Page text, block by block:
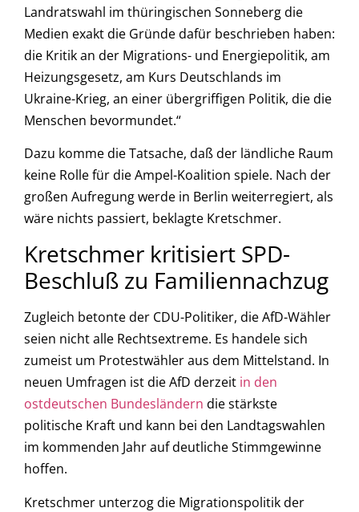
Landratswahl im thüringischen Sonneberg die
Medien exakt die Gründe dafür beschrieben haben:
die Kritik an der Migrations- und Energiepolitik, am
Heizungsgesetz, am Kurs Deutschlands im
Ukraine-Krieg, an einer übergriffigen Politik, die die
Menschen bevormundet.“
Dazu komme die Tatsache, daß der ländliche Raum
keine Rolle für die Ampel-Koalition spiele. Nach der
großen Aufregung werde in Berlin weiterregiert, als
wäre nichts passiert, beklagte Kretschmer.
Kretschmer kritisiert SPD-
Beschluß zu Familiennachzug
Zugleich betonte der CDU-Politiker, die AfD-Wähler
seien nicht alle Rechtsextreme. Es handele sich
zumeist um Protestwähler aus dem Mittelstand. In
neuen Umfragen ist die AfD derzeit in den
ostdeutschen Bundesländern die stärkste
politische Kraft und kann bei den Landtagswahlen
im kommenden Jahr auf deutliche Stimmgewinne
hoffen.
Kretschmer unterzog die Migrationspolitik der